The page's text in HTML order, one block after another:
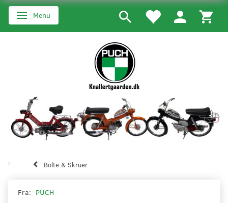
Skifte navigation
Menu
Bolte & Skruer
Fra: PUCH